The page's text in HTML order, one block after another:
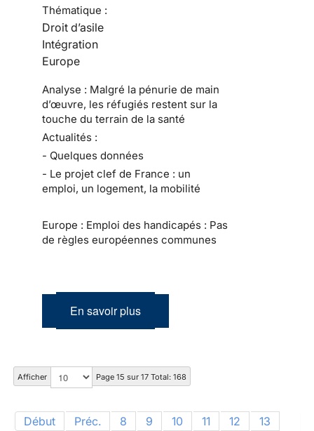
Thématique :
Droit d’asile
Intégration
Europe
Analyse : Malgré la pénurie de main
d’œuvre, les réfugiés restent sur la
touche du terrain de la santé
Actualités :
- Quelques données
- Le projet clef de France : un
emploi, un logement, la mobilité
Europe : Emploi des handicapés : Pas
de règles européennes communes
En savoir plus
Afficher Page 15 sur 17 Total: 168
Début Préc. 8 9 10 11 12 13